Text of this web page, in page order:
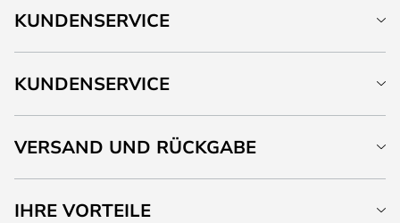
KUNDENSERVICE
KUNDENSERVICE
VERSAND UND RÜCKGABE
IHRE VORTEILE